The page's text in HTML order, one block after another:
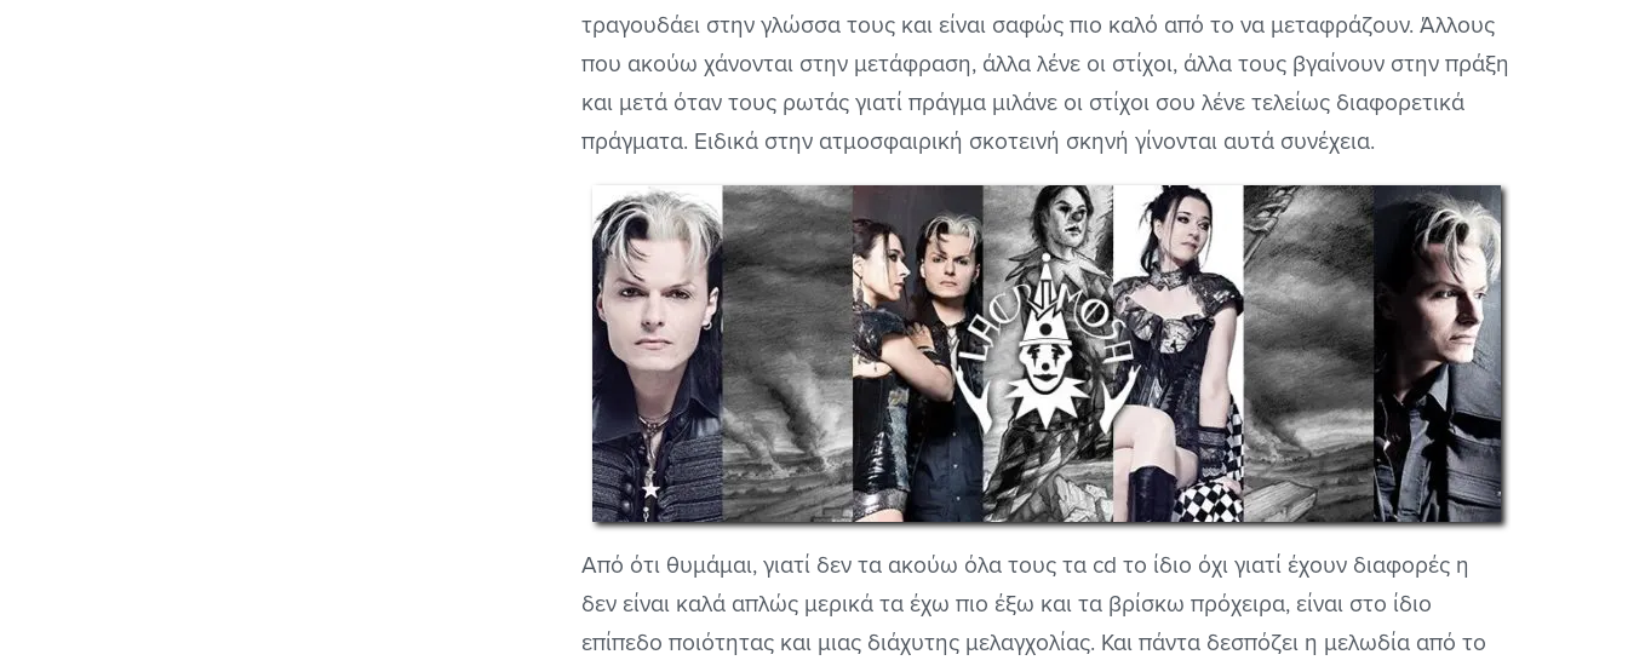
τραγουδάει στην γλώσσα τους και είναι σαφώς πιο καλό από το να μεταφράζουν. Άλλους
που ακούω χάνονται στην μετάφραση, άλλα λένε οι στίχοι, άλλα τους βγαίνουν στην πράξη
και μετά όταν τους ρωτάς γιατί πράγμα μιλάνε οι στίχοι σου λένε τελείως διαφορετικά
πράγματα. Ειδικά στην ατμοσφαιρική σκοτεινή σκηνή γίνονται αυτά συνέχεια.
Από ότι θυμάμαι, γιατί δεν τα ακούω όλα τους τα cd το ίδιο όχι γιατί έχουν διαφορές η
δεν είναι καλά απλώς μερικά τα έχω πιο έξω και τα βρίσκω πρόχειρα, είναι στο ίδιο
επίπεδο ποιότητας και μιας διάχυτης μελαγχολίας. Και πάντα δεσπόζει η μελωδία από το